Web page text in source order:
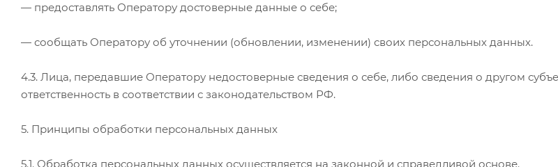
— предоставлять Оператору достоверные данные о себе;
— сообщать Оператору об уточнении (обновлении, изменении) своих персональных данных.
4.3. Лица, передавшие Оператору недостоверные сведения о себе, либо сведения о другом
ответственность в соответствии с законодательством РФ.
5. Принципы обработки персональных данных
5.1. Обработка персональных данных осуществляется на законной и справедливой основе.